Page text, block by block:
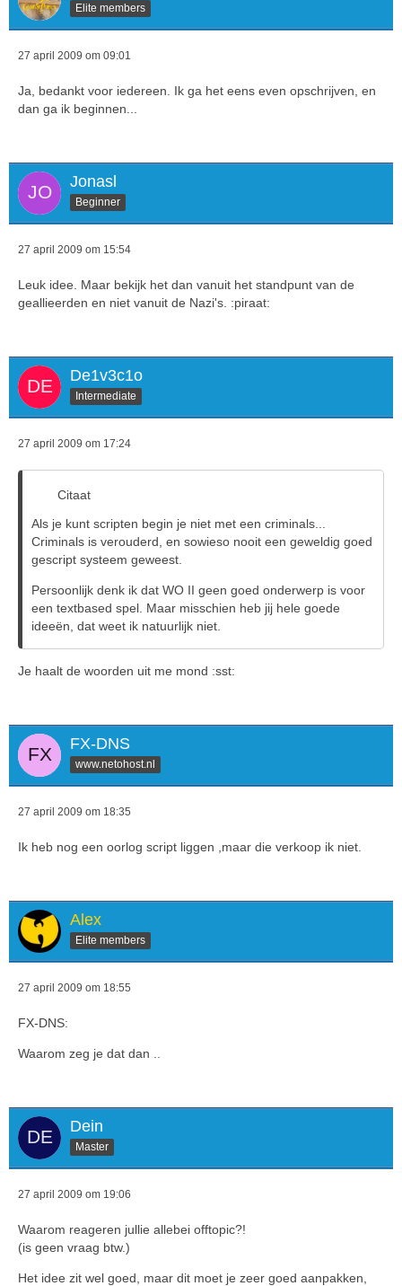
Elite members
27 april 2009 om 09:01
Ja, bedankt voor iedereen. Ik ga het eens even opschrijven, en
dan ga ik beginnen...
Jonasl
Beginner
27 april 2009 om 15:54
Leuk idee. Maar bekijk het dan vanuit het standpunt van de
geallieerden en niet vanuit de Nazi's. :piraat:
De1v3c1o
Intermediate
27 april 2009 om 17:24
Citaat
Als je kunt scripten begin je niet met een criminals...
Criminals is verouderd, en sowieso nooit een geweldig goed
gescript systeem geweest.
Persoonlijk denk ik dat WO II geen goed onderwerp is voor
een textbased spel. Maar misschien heb jij hele goede
ideeën, dat weet ik natuurlijk niet.
Je haalt de woorden uit me mond :sst:
FX-DNS
www.netohost.nl
27 april 2009 om 18:35
Ik heb nog een oorlog script liggen ,maar die verkoop ik niet.
Alex
Elite members
27 april 2009 om 18:55
FX-DNS:
Waarom zeg je dat dan ..
Dein
Master
27 april 2009 om 19:06
Waarom reageren jullie allebei offtopic?!
(is geen vraag btw.)
Het idee zit wel goed, maar dit moet je zeer goed aanpakken,